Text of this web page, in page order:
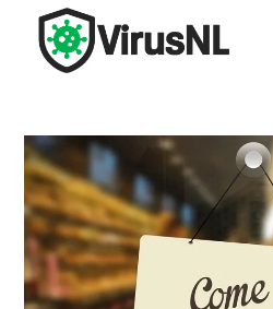
inhoud